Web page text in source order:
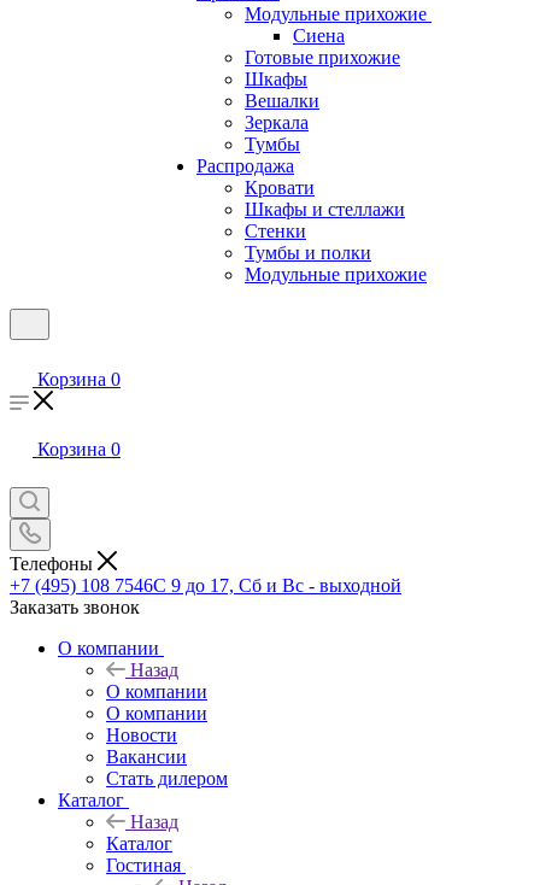
Модульные прихожие
Сиена
Готовые прихожие
Шкафы
Вешалки
Зеркала
Тумбы
Распродажа
Кровати
Шкафы и стеллажи
Стенки
Тумбы и полки
Модульные прихожие
Корзина 0
Корзина 0
Телефоны
+7 (495) 108 7546С 9 до 17, Сб и Вс - выходной
Заказать звонок
О компании
Назад
О компании
О компании
Новости
Вакансии
Стать дилером
Каталог
Назад
Каталог
Гостиная